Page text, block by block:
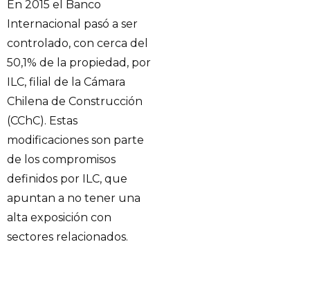
En 2015 el Banco
Internacional pasó a ser
controlado, con cerca del
50,1% de la propiedad, por
ILC, filial de la Cámara
Chilena de Construcción
(CChC). Estas
modificaciones son parte
de los compromisos
definidos por ILC, que
apuntan a no tener una
alta exposición con
sectores relacionados.